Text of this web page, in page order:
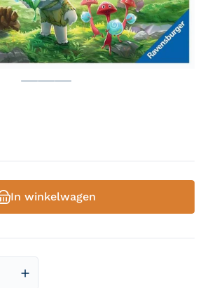
In winkelwagen
verlagen voor Mycelia
Aantal verhogen voor Mycelia